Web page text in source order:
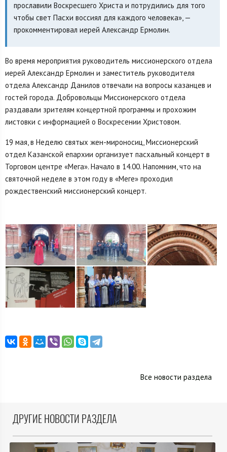
прославили Воскресшего Христа и потрудились для того
чтобы свет Пасхи воссиял для каждого человека», —
прокомментировал иерей Александр Ермолин.
Во время мероприятия руководитель миссионерского отдела
иерей Александр Ермолин и заместитель руководителя
отдела Александр Данилов отвечали на вопросы казанцев и
гостей города. Добровольцы Миссионерского отдела
раздавали зрителям концертной программы и прохожим
листовки с информацией о Воскресении Христовом.
19 мая, в Неделю святых жен-мироносиц, Миссионерский
отдел Казанской епархии организует пасхальный концерт в
Торговом центре «Мега». Начало в 14.00. Напомним, что на
святочной неделе в этом году в «Меге» проходил
рождественский миссионерский концерт.
Все новости раздела
ДРУГИЕ НОВОСТИ РАЗДЕЛА